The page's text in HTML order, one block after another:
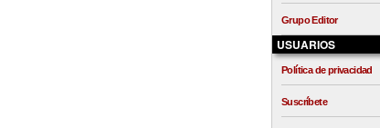
Grupo Editor
USUARIOS
Política de privacidad
Suscríbete